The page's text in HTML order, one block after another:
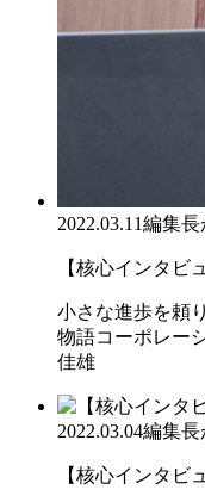
2022.03.11編集長
【核心インタビ
小さな進歩を頼
物語コーポレ
佳雄
2022.03.04編集長
【核心インタビ